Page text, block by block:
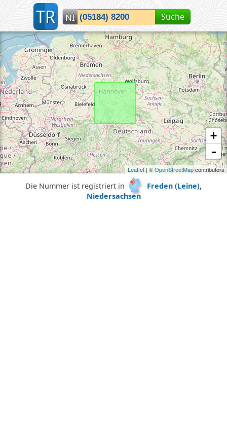
TR NI Suche
+
-
Leaflet | ©OpenStreetMapcontributors
Lokalisiere Niedersachsen...
Die Nummer ist registriert in
Freden (Leine),
Niedersachsen